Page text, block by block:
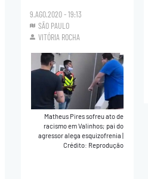
9.AGO.2020 - 19:13
SÃO PAULO
VITÓRIA ROCHA
Matheus Pires sofreu ato de
racismo em Valinhos; pai do
agressor alega esquizofrenia|
Crédito: Reprodução